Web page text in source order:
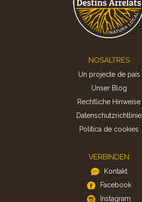
NOSALTRES
Un projecte de país
Unser Blog
Rechtliche Hinweise
Datenschutzrichtlinie
Politica de cookies
VERBINDEN
Kontakt
Facebook
Instagram